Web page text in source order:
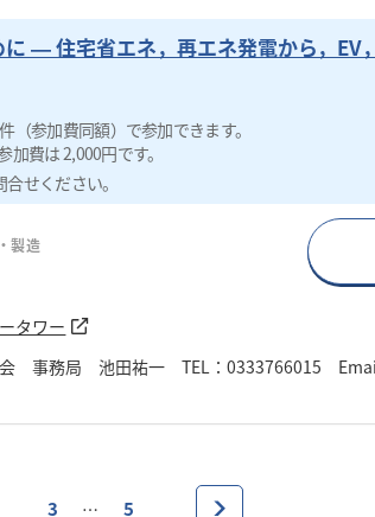
― 住宅省エネ，再エネ発電から，EV
（参加費同額）で参加できます。
費は 2,000円です。
せください。
製造
タワー
会 事務局 池田祐一 TEL：0333766015
3 … 5